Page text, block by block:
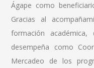
Ágape como
Gracias al
formación
desempeña como
Mercadeo de los